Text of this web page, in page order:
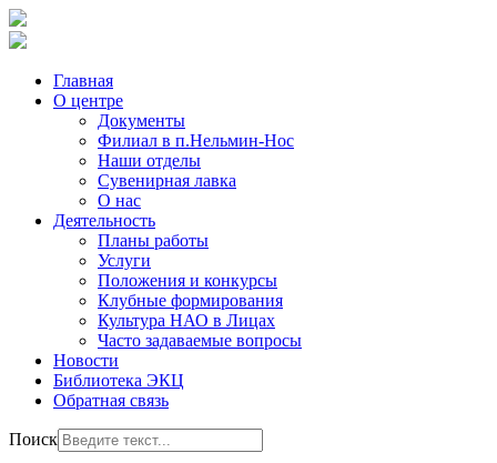
Главная
О центре
Документы
Филиал в п.Нельмин-Нос
Наши отделы
Сувенирная лавка
О нас
Деятельность
Планы работы
Услуги
Положения и конкурсы
Клубные формирования
Культура НАО в Лицах
Часто задаваемые вопросы
Новости
Библиотека ЭКЦ
Обратная связь
Поиск